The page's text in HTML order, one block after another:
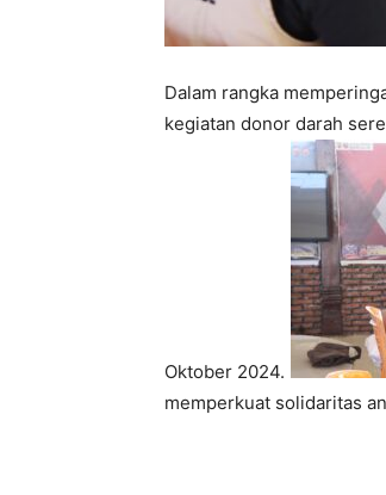
Dalam rangka
kegiatan donor darah
Oktober 2024.
memperkuat solidaritas